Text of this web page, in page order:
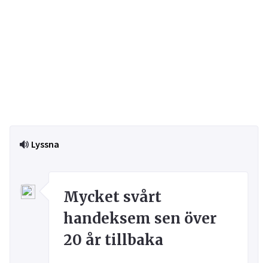
Lyssna
Mycket svårt
handeksem sen över
20 år tillbaka